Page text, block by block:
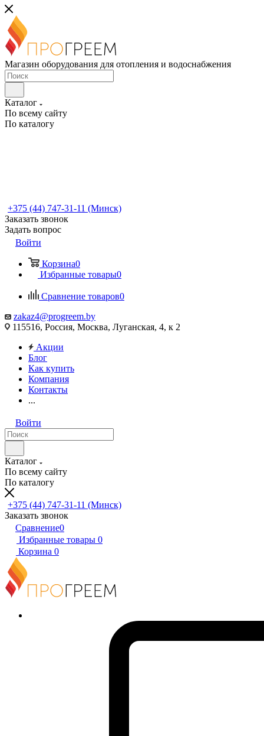
Магазин оборудования для отопления и водоснабжения
Каталог
По всему сайту
По каталогу
+375 (44) 747-31-11 (Минск)
Заказать звонок
Задать вопрос
Войти
Корзина0
Избранные товары0
Сравнение товаров0
zakaz4@progreem.by
115516, Россия, Москва, Луганская, 4, к 2
Акции
Блог
Как купить
Компания
Контакты
...
Войти
Каталог
По всему сайту
По каталогу
+375 (44) 747-31-11 (Минск)
Заказать звонок
Сравнение0
Избранные товары 0
Корзина 0